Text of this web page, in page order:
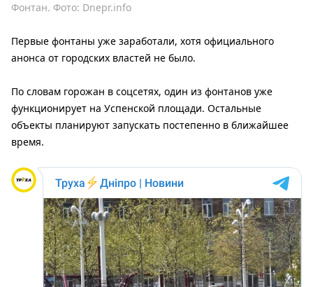
Фонтан. Фото: Dnepr.info
Первые фонтаны уже заработали, хотя официального
анонса от городских властей не было.
По словам горожан в соцсетях, один из фонтанов уже
функционирует на Успенской площади. Остальные
объекты планируют запускать постепенно в ближайшее
время.